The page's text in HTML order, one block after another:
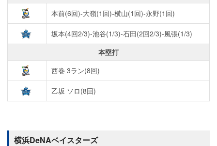
本前(6回)-大嶺(1回)-横山(1回)-永野(1回)
坂本(4回2/3)-池谷(1/3)-石田(2回2/3)-風張(1/3)
本塁打
西巻 3ラン(8回)
乙坂 ソロ(8回)
横浜DeNAベイスターズ